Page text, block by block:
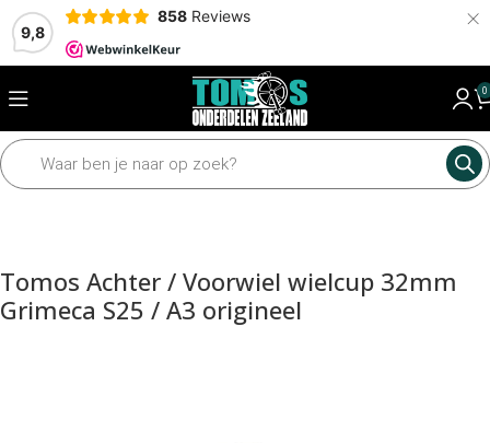
9,8
858 Reviews ×
0
Home Mechanisch Wielen en assen Assen en toebehoren
Tomos Achter / Voorwiel wielcup 32mm
Grimeca S25 / A3 origineel